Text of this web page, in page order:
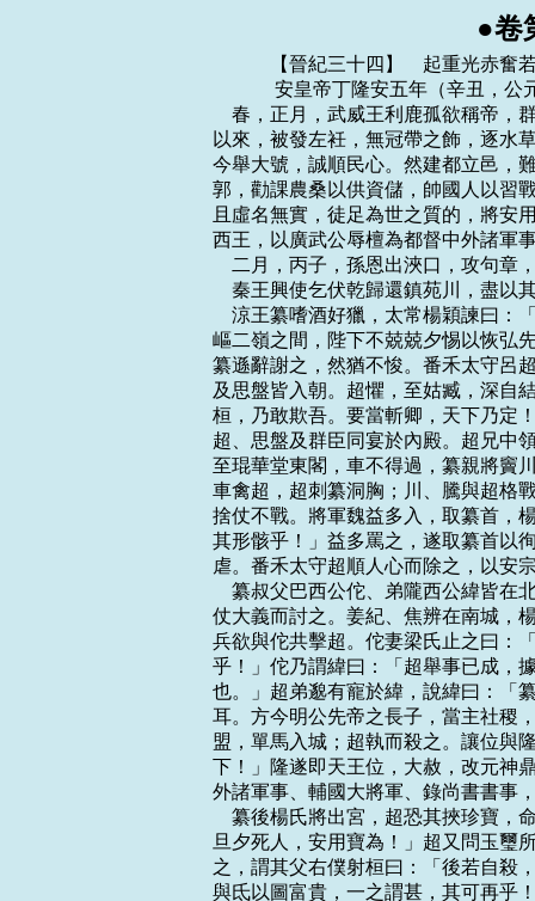
●卷
　　【晉紀三十四】　起重光赤奮若，盡玄黓攝提格，凡二年。
    　　 安皇帝丁隆安五年（辛丑，公元四零一年）
    春，正月，武威王利鹿孤欲稱帝，群臣皆勸之。安國將軍瑜勿侖曰：「吾國自上世
以來，被發左衽，無冠帶之飾，逐水草遷徙，無城郭室廬，故能雄視沙漠，抗衡中夏。
今舉大號，誠順民心。然建都立邑，難以避患，儲畜倉庫，啟敵人心。不如處晉民於城
郭，勸課農桑以供資儲，帥國人以習戰射。鄰國弱則乘之，強則避之，此久長之良策也。
且虛名無實，徒足為世之質的，將安用之！」利鹿孤曰：「安國之言是也。」乃更稱河
西王，以廣武公辱檀為都督中外諸軍事、涼州牧、錄尚書事。
    二月，丙子，孫恩出浹口，攻句章，不能拔。劉牢之擊之，恩復走入海。
    秦王興使乞伏乾歸還鎮苑川，盡以其故部眾配之。
    涼王纂嗜酒好獵，太常楊穎諫曰：「陛下應天受命，當以道守之。今疆宇日蹙，崎
嶇二嶺之間，陛下不兢兢夕惕以恢弘先業，而沈湎游畋，不以國家為事，臣竊危之。」
纂遜辭謝之，然猶不悛。番禾太守呂超擅擊鮮卑思盤，思盤遣其弟乞珍訴於纂，纂命超
及思盤皆入朝。超懼，至姑臧，深自結於殿中監杜尚。纂見超，責之曰：「卿恃兄弟桓
桓，乃敢欺吾。要當斬卿，天下乃定！」超頓首謝。纂本以恐愒超，實無意殺之。因引
超、思盤及群臣同宴於內殿。超兄中領軍隆數勸纂酒，纂醉，乘步挽車，將超等游禁中。
至琨華堂東閣，車不得過，纂親將竇川、駱騰倚劍於壁，推車過閤。超取劍擊纂，纂下
車禽超，超刺纂洞胸；川、騰與超格戰，超殺之。纂後楊氏命禁兵討超，杜尚止之，皆
捨仗不戰。將軍魏益多入，取纂首，楊氏曰：「人已死，如土石，無所復知，何忍復殘
其形骸乎！」益多罵之，遂取纂首以徇，曰：「纂違先帝之命，殺太子而自立，荒淫暴
虐。番禾太守超順人心而除之，以安宗廟。凡我士庶，同茲休慶！」
    纂叔父巴西公佗、弟隴西公緯皆在北城。或說緯曰：「超為逆亂，公以介弟之親，
仗大義而討之。姜紀、焦辨在南城，楊桓、田誠在東苑，皆吾黨也，何患不濟！」緯嚴
兵欲與佗共擊超。佗妻梁氏止之曰：「緯、超俱兄弟之子，何為捨超助緯，自為禍首
乎！」佗乃謂緯曰：「超舉事已成，據武庫，擁精兵，圖之甚難。且吾老矣，無能為
也。」超弟邈有寵於緯，說緯曰：「纂賊殺兄弟，隆、超順人心而討之，正欲尊立明公
耳。方今明公先帝之長子，當主社稷，人無異望，夫復何疑！」緯信之，乃與隆、超結
盟，單馬入城；超執而殺之。讓位與隆，隆有難色。超曰：「今如乘龍上天，豈可中
下！」隆遂即天王位，大赦，改元神鼎。尊母衛氏為太后；妻楊氏為後；以超為都督中
外諸軍事、輔國大將軍、錄尚書書事，封安定公；謚纂曰靈帝。
    纂後楊氏將出宮，超恐其挾珍寶，命索之。楊氏曰：「爾兄弟不義，手刃相屠。我
旦夕死人，安用寶為！」超又問玉璽所在，楊氏曰：「已毀之矣。」後有美色，超將納
之，謂其父右僕射桓曰：「後若自殺，禍及卿宗！」桓以告楊氏。楊氏曰：「大人賣女
與氐以圖富貴，一之謂甚，其可再乎！」遂自殺，謚曰穆後。桓奔河西王利鹿孤，利鹿
孤以為左司馬。
    三月，孫恩北趣海鹽，劉裕隨而拒之，築城於海鹽故治。恩日來攻城，裕屢擊破之，
斬其將姚盛。城中兵少不敵，裕夜偃旗匿眾，明晨開門，使羸疾數人登城。賊遙問劉裕
所在，曰：「夜已走矣。」賊信之，爭入城。裕奮擊，大破之。恩知城不可拔，乃進向
滬瀆，裕復棄城追之。
    海鹽令鮑陋遣子嗣之帥吳兵一千，請為前驅。裕曰：「賊兵甚精，吳人不習戰，若
前驅失利，必敗我軍；可在後為聲勢。」嗣之不從。裕乃多伏旗鼓，前驅既交，諸伏皆
出。裕舉旗鳴鼓，賊以為四面有軍，乃退。嗣之追之，戰沒。裕且戰且退，所領死傷且
盡，至向戰處，令左右脫取死人衣以示閒暇。賊疑之，不敢逼。裕大呼更戰，賊懼而退，
裕乃引歸。
    河西王利鹿孤伐涼，與涼王隆戰，大破之，徙二千餘戶而歸。
    夏，四月，辛卯，魏人罷鄴行台，以所統六郡置相州，以庾岳為刺史。
    乞伏乾歸至苑川，以邊芮為長名，王松壽為司馬，公卿、將帥皆降為僚佐偏裨。
    北涼王業憚沮渠蒙遜勇略，欲遠之；蒙遜亦深自晦匿，業以門下侍郎馬權代蒙遜為
張掖太守。權素豪雋，為業所親重，常輕侮蒙遜。蒙遜譖之於業曰：「天下不足慮，惟
當憂馬權耳。」業遂殺權。
    蒙遜謂沮渠男成曰：「段公無鑒斷之才，非撥亂之主，向所憚者惟索嗣、馬權。今
皆已死，蒙遜欲降之以奉兄，何如？」男成曰：「業本孤客，為吾家所立，恃吾兄弟，
猶魚之有水。夫人親信我而圖之，不祥。蒙遜乃求為西安太守。業喜其出外，許之。
    蒙遜與男成約同祭蘭門山，而陰使司馬許鹹告業曰：「男成欲以取假日為亂。若求
祭蘭門山，臣言驗矣。」至期，果然。業收男成，賜死。男成曰：「蒙遜先與臣謀反，
臣以兄弟之故。隱而不言。今以臣在，恐部眾不從，故約臣祭山而返誣臣，其意欲王之
殺臣也。乞詐言臣死，暴臣罪惡，蒙遜必反；臣然後奉王命而討之，無不克矣。」業不
聽，殺之。蒙遜泣告眾曰：「男成忠於段王，而段王無故枉殺之，諸君能為報仇乎？且
始者共立段王，欲以安眾耳，今州土紛亂，非段王所能濟也。」男成素得眾心，眾皆憤
泣爭奮，比至氐池，眾逾一萬。鎮軍將軍臧莫孩帥所部降之，羌、胡多起兵應蒙遜者。
蒙遜進壁侯塢。
    業先疑右將軍田昂，囚之；至是召昂，謝而赦之，使與武衛將軍梁中庸共討蒙遜。
別將王豐孫言於業曰：「西平諸田，世有反者。昂貌恭而心險，不可信也。」業曰：
「吾疑之久矣，但非昂無可以討蒙遜者。」昂至侯塢，帥騎五百降於蒙遜，業軍遂潰，
中庸亦詣蒙遜降。
    五月，蒙遜至張掖，田昂兄子承愛斬關內之，業左右皆散。蒙遜至，業謂蒙遜曰：
「孤孑然一己，為君家所推，願□餘命，使得東還與妻子相見。」蒙遜斬之。
    業，儒素長者，無他權略，威禁不行，群下擅命；尤信卜筮、巫覡，故至於敗。
    沮渠男成之弟富占、將軍俱累帥戶五百降於河西王利鹿孤。累，石子之子也。
    孫恩陷滬瀆，殺吳國內史袁崧，死者四千人。
    涼王隆多殺豪望以立威名，內外囂然。人不自保。魏安人焦朗遣使說秦隴西公碩德
曰：「呂氏自武皇棄世，兄弟相攻，政綱不立，競為威虐。百姓饑饉，死者過半。今乘
其纂奪之際，取之易於返掌，不可失也。」碩德言於秦王興，帥步騎六萬伐涼，乞伏乾
歸帥騎七千從之。
    六月，甲戌，孫恩浮海奄至丹徒，戰士十餘萬，樓船千餘艘，建康震駭。乙亥，內
外戒嚴，百官入居省內。冠軍將軍高素等守石頭，輔國將軍劉襲柵斷淮口，丹陽尹司馬
恢之戍南岸，冠軍將軍桓謙等備白石，左衛將軍王嘏等屯中堂，征豫州刺史譙王尚之入
衛京師。
    劉牢之自山陰引兵邀擊恩，未至而恩已過，乃使劉裕自海鹽入援。裕兵不滿千人，
倍道兼行，與恩俱至丹徒。裕眾既少，加以涉遠疲勞，而丹徒守軍莫有鬥志。恩帥眾鼓
噪，登蒜山，居民皆荷擔而立。裕帥所領奔擊，大破之，投崖赴水死者甚眾，恩狼狽僅
得還船。然恩猶恃其眾，尋復整兵徑向京師。後將軍元顯帥兵拒戰，頻不利。會稽王道
子無他謀略，唯日禱蔣侯廟。恩來漸近，百姓恟懼。譙王尚之帥精銳馳至，逕屯積弩堂。
恩樓船高大，溯風不得疾行，數日乃至白石。恩本以諸軍分散，欲掩不備；既而知尚之
在建康，復聞劉牢之已還，至新洲，不敢進而去，浮海北走郁洲。恩別將攻陷廣陵，殺
三千人。寧朔將軍高雅之擊恩於郁洲，為恩所執。
    桓玄厲兵訓卒，常伺朝廷之隙，聞孫恩逼京師，建牙聚眾，上疏請討之。元顯大懼。
會恩退，元顯以詔書止之，玄乃解嚴。
    梁中庸等共推沮渠蒙遜為大都督、大將軍、涼州牧、張掖公，赦其境內，改元永安。
蒙遜署從兄伏奴為張掖太守、和平侯，弟挐為建忠將軍、都谷侯，田昂為西郡太守，臧
莫孩為輔國將軍，房晷、梁中庸為左、右長史，張騭、謝正禮為左右司馬。擢任賢才，
文武鹹悅。
    河西王利鹿孤命群臣極言得失。西曹從事史暠曰：「陛下命將出征，往無不捷。然
不以綏寧為先，唯以徙民為務；民安土重遷，故多離叛，此所以斬將拔城而地不加廣
也。」利鹿孤善之。
    秋，七月，魏兗州刺史長孫肥將步騎二萬南徇許昌，東至彭城，將軍劉該降之。
    秦隴西公碩德自金城濟河，直趣廣武，河西王利鹿孤攝廣武守軍避之。秦軍至姑臧，
涼王隆遣輔國大將軍超、龍驤將軍邈等逆戰，碩德大破之，生擒邈，俘斬萬計。隆嬰城
固守，巴西公佗帥東苑之眾二萬五千降於秦。西涼公暠、河西王利鹿孤、沮渠蒙遜各遣
使奉表入貢於秦。
    初，涼將姜紀降於河西王利鹿孤，廣武公辱檀與論兵略，甚愛重之，坐則連席，出
則同車，每談論，以夜繼晝。利鹿孤謂辱檀曰：「姜紀信有美才，然視候非常，必不久
留於此，不如殺之。紀若入秦，必為人患。」辱檀曰：「臣以布衣之交待紀，紀必不相
負也。」八月，紀將數十騎奔秦軍，說碩德曰：「呂隆孤城無援，明公以大軍臨之，其
勢必請降；然彼徙文降而已，未肯遂服也。請給紀步騎三千，與王松匆因焦朗、華純之
眾，伺其釁隙，隆不足取也。不然，今禿髮在南，兵強國富，若兼姑臧而據之，威勢益
盛，沮渠蒙遜、李暠不能抗也，必將歸之，如此，則為國家之大敵矣。」碩德乃表紀為
武威太守。配兵二千，屯據晏然。
    秦王興聞楊桓之賢而征之，利鹿孤不敢留。
    詔以劉裕下邳太守，討孫恩於郁洲，累戰，大破之。恩由是衰弱，復緣海南走，裕
亦隨而邀擊之。
    燕王盛懲其父寶以懦弱失國，務峻威刑，又自矜聰察，多所猜忌，群臣有纖介之嫌，
皆先事誅之。由是宗親、勳舊，人不自保。丁亥，左將軍慕容國與殿上將軍秦輿、段贊
謀帥禁兵襲盛，事發，死者五百餘人。壬辰夜，前將軍段璣與秦輿之子興、段贊之子泰
潛於禁中鼓噪大呼。盛聞變，帥左右出戰，賊眾逃潰。璣被創，匿廂屋間。俄有一賊從
暗中擊盛，盛被傷，輦升前殿，申約禁衛，事寧而卒。
    中壘將軍慕容拔、冗從僕射郭仲白太后丁氏，以為國家多難，宜立長君。時眾望在
盛弟司徒、尚書令、平原公元，而河間公熙素得幸於丁氏，丁氏乃廢太子定，密迎熙入
宮。明旦，群臣入朝，始知有變，因上表勸進於熙。熙以讓元，元不敢當。癸巳，熙即
天王位，捕獲段璣等，皆夷三族。甲午，大赦。丙申，平原公元以嫌賜死。閏月，辛酉，
葬盛於興平陵，謚曰昭武皇帝，廟號中宗。丁氏送葬未還，中領軍慕容提、步軍校尉張
佛等謀立故太子定，事覺，伏誅，定亦賜死。丙寅，大赦，改元光始。
    秦隴西公碩德圍姑臧累月，東方之人在城中者多謀外叛，魏益多復誘扇之，欲殺涼
王隆及安定公超，事發，坐死者三百餘家。碩德撫納夷、夏，分置守宰，節食聚粟。為
持久之計。
    涼之群臣請與秦連和，隆不許。安守公超曰：「今資儲內竭，上下嗷嗷，雖使張、
陳復生，亦無以為策。陛下當思權變屈伸，何愛尺書、單使為卑辭以退敵！敵去之後，
修德政以息民，若卜世未窮，何憂舊業之不復！若天命去矣，亦可以保全宗族。不然，
坐守困窮，終將何如！」隆乃從之，九月，遣使請降於秦。碩德表隆為鎮西大將軍、涼
州刺史、建康公。隆遣子弟及文武舊臣慕容築、楊穎等五十餘家入質於長安。碩德軍令
嚴整，秋毫不犯，祭先賢，禮名士，西土悅之。
    沮渠蒙遜所部酒泉、涼寧二郡叛降於西涼，又聞呂隆降秦，大懼，遣其弟建忠將軍
挐、牧府長史張潛見碩德於姑臧，請帥其眾東遷。碩德喜，拜潛張掖太守，挐建康太守。
潛勸蒙遜東遷。挐私謂蒙遜曰：「姑臧未拔，呂氏猶存，碩德糧盡將還，不能久也。何
為自棄土宇，受制於人乎！」臧莫孩亦以為然。
    蒙遜遣子奚念為質於河西王利鹿孤，利鹿孤不受，曰：「奚念年少，可遣挐也。」
冬，十月，蒙遜復遣使上疏於利鹿孤曰：「臣前遣奚念具披誠款，而聖旨未昭，復征弟
挐。臣竊以為苟有誠信，則子不為輕；若其不信，則弟不為重。今寇難未夷，不獲奉詔，
願陛下亮之。」利鹿孤怒，遣張松侯俱延、興城侯文支將騎一萬襲蒙遜，至萬歲臨松，
執蒙遜從弟鄯善苟子，虜其民六千餘戶。蒙遜從叔孔遮入朝於利鹿孤，許以挐為質。利
鹿孤乃歸其所掠，召俱延等還。文支，利鹿孤之弟也。
    南燕主備德宴群臣於延賢堂，酒酣，謂君臣曰：「朕可方自古何等主？」青州刺史
鞠仲曰：「陛下中興聖主，少康、光武之儔。」備德顧左右賜仲帛千匹，仲以所賜多，
辭之。備德曰：「卿知調朕，朕不知調卿邪！卿所以非實，故朕亦以虛言賞卿耳。」韓
范進曰：「天子無戲言。今日之論，君臣俱失。」備德大悅，賜范絹五十匹。
    備德母及兄納皆在長安，備德遣平原人杜弘往訪之。弘曰：「臣至長安，若不奉太
後動止，當西如張掖，以死為效。臣父雄年逾六十，乞本縣之祿以申烏鳥之情。」中書
令張華曰：「杜弘未行而求祿，要君之罪大矣。」備德曰：「弘為君迎母，為父求祿，
忠孝備矣，何罪之有！」以雄為平原令。弘至張掖，為盜所殺。
    十一月，劉裕追孫恩至滬瀆、海鹽，又破之，俘斬以萬數，恩遂自浹口遠竄入海。
    十二月，辛亥，魏主珪遣常山王遵、定陵公和跋帥眾五萬襲沒弈干於高平。
    乙卯，魏虎威將軍宿沓干伐燕，攻令支；乙丑，燕中領軍宇文拔救之。壬午，宿沓
干拔令支而戍之。
    呂超攻姜紀，不克，遂攻焦朗。朗遣其弟子嵩為質於河西王利鹿孤以請迎，利鹿孤
遣車騎將軍辱檀赴之。比至，超已退，朗閉門拒之。何檀怒，將攻之，鎮北將軍俱延諫
曰：「安土重遷，人之常情。朗孤城無食，今年不降，後年自服，何必多殺士卒以攻之！
若其不捷，彼必去從他國。棄州境士民以資鄰敵，非計也；不如以善言諭之。」檀乃與
朗連和，遂曜兵姑臧，壁於胡阬。
    辱檀知呂超必來斫營，畜火以待之。超夜遣中{畾土}將軍王集帥精兵二千斫辱檀營，
辱檀徐嚴不起。集入壘中，內外皆舉火，光照如晝；縱兵擊之，斬集及甲首三百餘級。
呂隆懼，偽與檀通好，請於苑內結盟，辱檀遣俱延入盟，俱延疑其有伏，毀苑牆而入。
超伏兵擊之，俱延